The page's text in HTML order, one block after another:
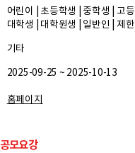
어린이 | 초등학생 | 중학생 | 고
대학생 | 대학원생 | 일반인 | 제
기타
2025-09-25 ~ 2025-10-13
홈페이지
공모요강